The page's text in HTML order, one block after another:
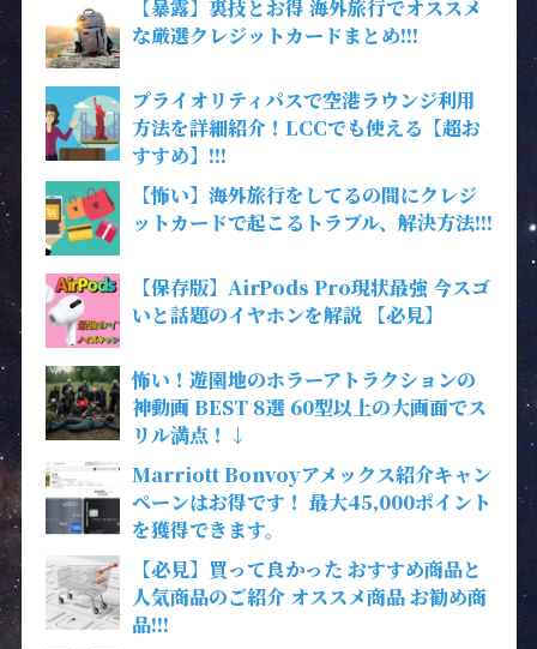
【暴露】裏技とお得 海外旅行でオススメ
な厳選クレジットカードまとめ!!!
プライオリティパスで空港ラウンジ利用
方法を詳細紹介！LCCでも使える【超お
すすめ】!!!
【怖い】海外旅行をしてるの間にクレジ
ットカードで起こるトラブル、解決方法!!!
【保存版】AirPods Pro現状最強 今スゴ
いと話題のイヤホンを解説 【必見】
怖い！遊園地のホラーアトラクションの
神動画 BEST 8選 60型以上の大画面でス
リル満点！↓
Marriott Bonvoyアメックス紹介キャン
ペーンはお得です！ 最大45,000ポイント
を獲得できます。
【必見】買って良かった おすすめ商品と
人気商品のご紹介 オススメ商品 お勧め商
品!!!